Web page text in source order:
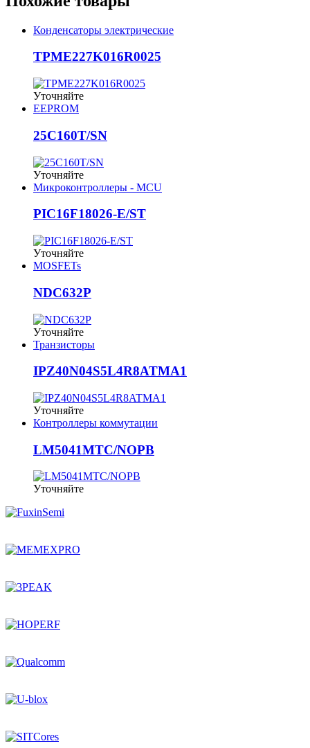
Конденсаторы электрические
TPME227K016R0025
Уточняйте
EEPROM
25C160T/SN
Уточняйте
Микроконтроллеры - MCU
PIC16F18026-E/ST
Уточняйте
MOSFETs
NDC632P
Уточняйте
Транзисторы
IPZ40N04S5L4R8ATMA1
Уточняйте
Контроллеры коммутации
LM5041MTC/NOPB
Уточняйте